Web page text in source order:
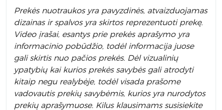
Prekės nuotraukos yra pavyzdinės, atvaizduojamas
dizainas ir spalvos yra skirtos reprezentuoti prekę.
Video įrašai, esantys prie prekės aprašymo yra
informacinio pobūdžio, todėl informacija juose
gali skirtis nuo pačios prekės. Dėl vizualinių
ypatybių kai kurios prekės savybės gali atrodyti
kitaip negu realybėje, todėl visada prašome
vadovautis prekių savybėmis, kurios yra nurodytos
prekių aprašymuose. Kilus klausimams susisiekite